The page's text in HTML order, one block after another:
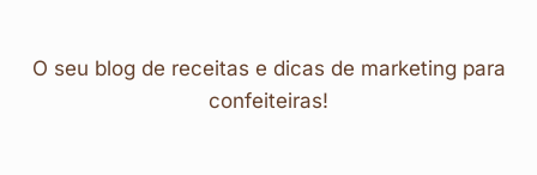
VOCÊ
O seu blog de receitas e dicas de marketing para
confeiteiras!